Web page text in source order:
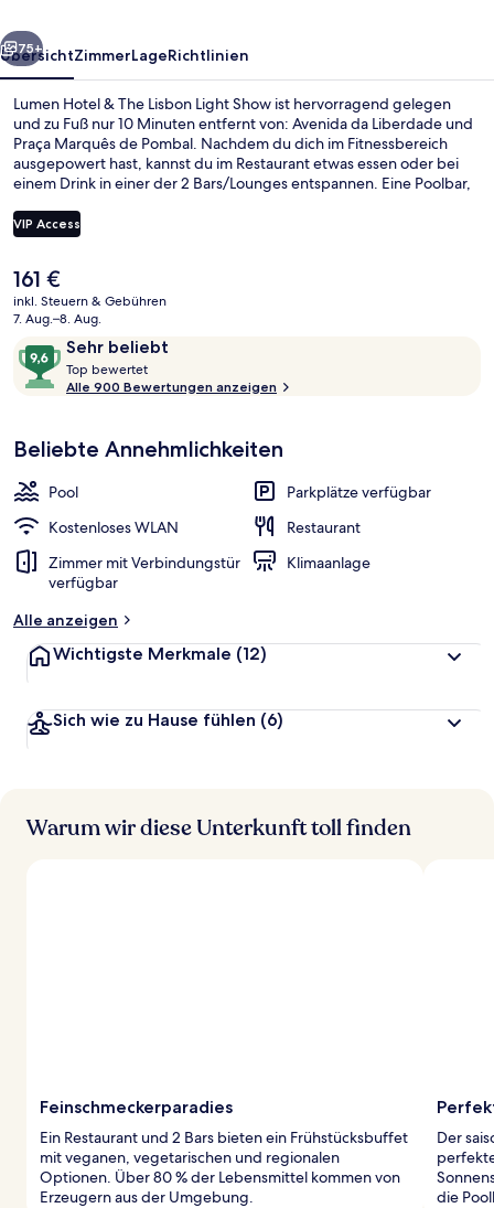
Show
Weiter
75+
ÜbersichtZimmerLageRichtlinien
Lumen Hotel & The Lisbon Light Show ist hervorragend gelegen
und zu Fuß nur 10 Minuten entfernt von: Avenida da Liberdade und
Praça Marquês de Pombal. Nachdem du dich im Fitnessbereich
ausgepowert hast, kannst du im Restaurant etwas essen oder bei
einem Drink in einer der 2 Bars/Lounges entspannen. Eine Poolbar,
gehören ebenfalls zum Angebot. Das hilfsbereite Personal und das
Frühstück erhalten tolle Bewertungen von anderen Reisenden. Die
Verkehrsmitteln entfernt: Zur U-Bahn läuft man 2 Minuten (Station
Picoas) bzw. 8 Minuten (Station Parque).
VIP Access
Der
aktuelle
Preis
161 €.
161 €
inkl. Steuern & Gebühren
7. Aug.–8. Aug.
Bewertungen
Sehr beliebt
9,6
von
10,
beliebt
Top bewertet
o
b
r
e
Alle 900 Bewertungen anzeigen
Beliebte Annehmlichkeiten
Pool
Parkplätze verfügbar
Kostenloses WLAN
Restaurant
Zimmer mit Verbindungstür
verfügbar
Klimaanlage
Alle anzeigen
Wichtigste Merkmale (12)
Sich wie zu Hause fühlen (6)
Warum wir diese Unterkunft toll finden
Feinschmeckerparadies
Ein Restaurant und 2 Bars bieten ein Frühstücksbuffet
mit veganen, vegetarischen und regionalen
Optionen. Über 80 % der Lebensmittel kommen von
Erzeugern aus der Umgebung.
Der
die